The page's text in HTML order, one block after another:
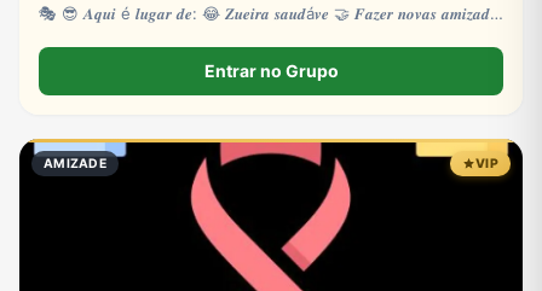
🎭 😎 𝑨𝒒𝒖𝒊 é 𝒍𝒖𝒈𝒂𝒓 𝒅𝒆: 😂 𝒁𝒖𝒆𝒊𝒓𝒂 𝒔𝒂𝒖𝒅á𝒗𝒆 🤝 𝑭𝒂𝒛𝒆𝒓 𝒏𝒐𝒗𝒂𝒔 𝒂𝒎𝒊𝒛𝒂𝒅𝒆𝒔
Entrar no Grupo
AMIZADE VIP